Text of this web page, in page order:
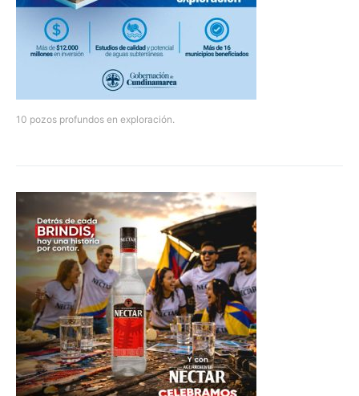
10 pozos profundos en exploración.